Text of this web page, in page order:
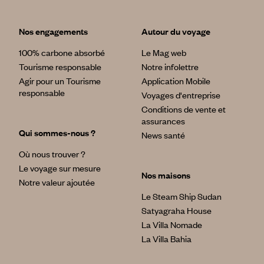
Nos engagements
100% carbone absorbé
Tourisme responsable
Agir pour un Tourisme
responsable
Qui sommes-nous ?
Où nous trouver ?
Le voyage sur mesure
Notre valeur ajoutée
Autour du voyage
Le Mag web
Notre infolettre
Application Mobile
Voyages d'entreprise
Conditions de vente et
assurances
News santé
Nos maisons
Le Steam Ship Sudan
Satyagraha House
La Villa Nomade
La Villa Bahia